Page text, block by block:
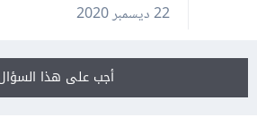
22 ديسمبر 2020
أجب على هذا السؤال